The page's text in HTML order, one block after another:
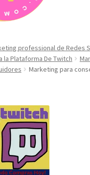
productos de
professional de Redes
la Plataforma De Twitch
Marketing para